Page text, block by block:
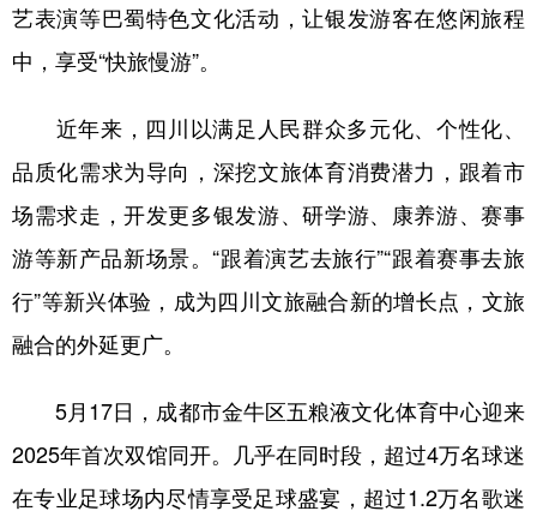
艺表演等巴蜀特色文化活动，让银发游客在悠闲旅程
中，享受“快旅慢游”。
近年来，四川以满足人民群众多元化、个性化、
品质化需求为导向，深挖文旅体育消费潜力，跟着市
场需求走，开发更多银发游、研学游、康养游、赛事
游等新产品新场景。“跟着演艺去旅行”“跟着赛事去旅
行”等新兴体验，成为四川文旅融合新的增长点，文旅
融合的外延更广。
5月17日，成都市金牛区五粮液文化体育中心迎来
2025年首次双馆同开。几乎在同时段，超过4万名球迷
在专业足球场内尽情享受足球盛宴，超过1.2万名歌迷